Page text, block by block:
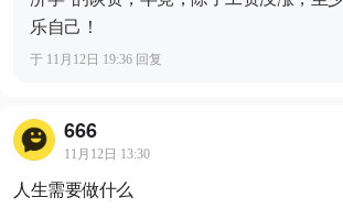
乐自己！
于 11月12日 19:36 回复
666
11月12日 13:30
人生需要做什么